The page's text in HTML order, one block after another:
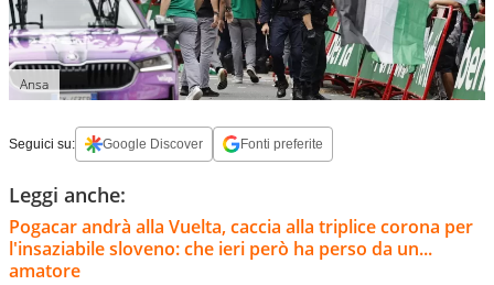
Ansa
Seguici su: Google Discover Fonti preferite
Leggi anche:
Pogacar andrà alla Vuelta, caccia alla triplice corona per
l'insaziabile sloveno: che ieri però ha perso da un...
amatore